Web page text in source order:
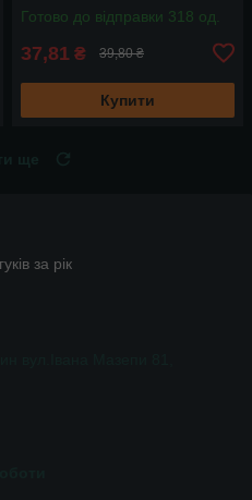
Готово до відправки 318 од.
37,81 ₴ 39,80 ₴
Купити
за рік